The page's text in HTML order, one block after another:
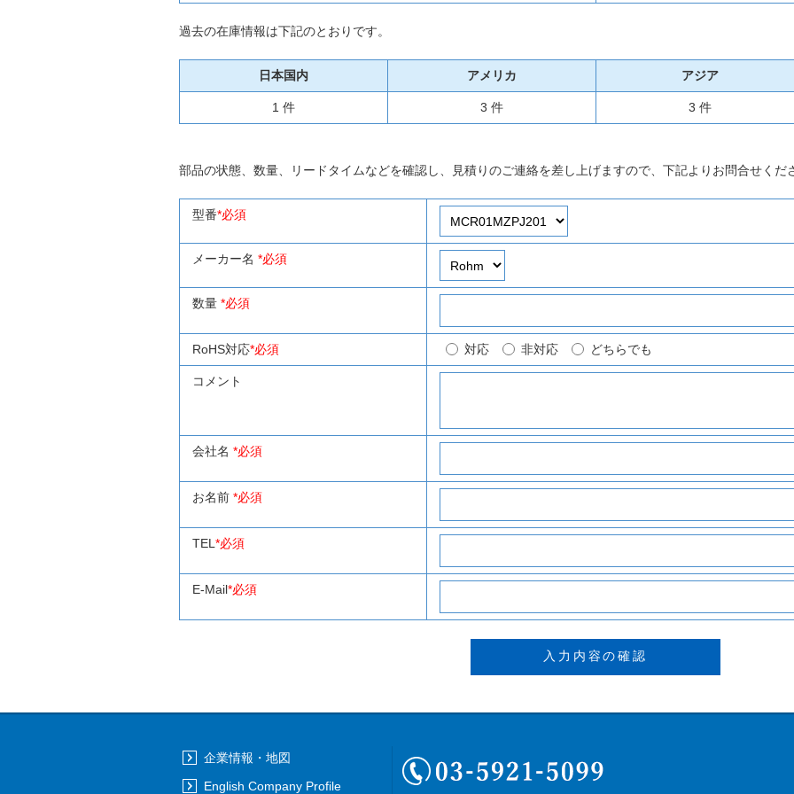
過去の在庫情報は下記のとおりです。
日本国内 アメリカ アジア
1 件 3 件 3 件
部品の状態、数量、リードタイムなどを確認し、見積りのご連絡を差し上げますので、下記よりお問合せくだ
型番*必須
メーカー名 *必須
数量 *必須
RoHS対応*必須 対応 非対応 どちらでも
コメント
会社名 *必須
お名前 *必須
TEL *必須
E-Mail*必須
企業情報・地図
English Company Profile